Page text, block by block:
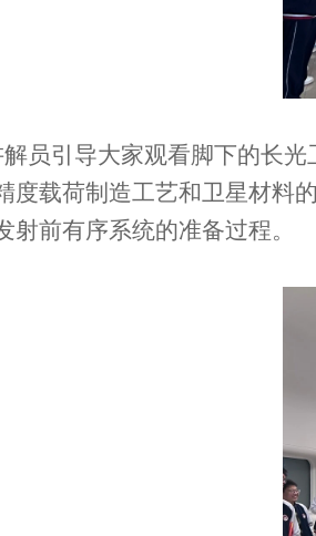
员引导大家观看脚下的长
度载荷制造工艺和卫星材料
射前有序系统的准备过程。